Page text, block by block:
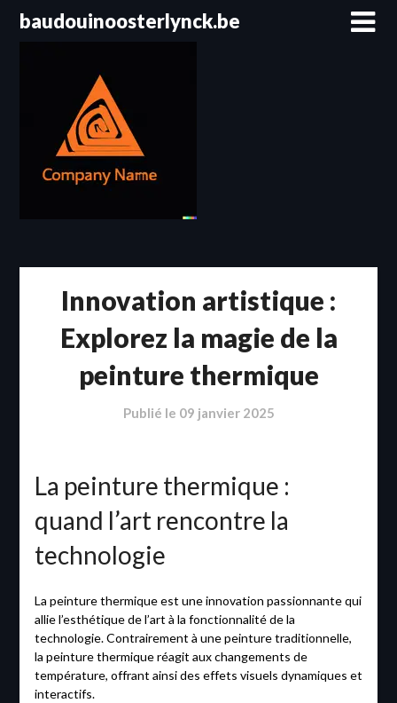
Passerbaudouinoosterlynck.be
Innovation artistique :
Explorez la magie de la
peinture thermique
Publié le 09 janvier 2025
La peinture thermique :
quand l’art rencontre la
technologie
La peinture thermique est une innovation passionnante qui
allie l’esthétique de l’art à la fonctionnalité de la
technologie. Contrairement à une peinture traditionnelle,
la peinture thermique réagit aux changements de
température, offrant ainsi des effets visuels dynamiques et
interactifs.